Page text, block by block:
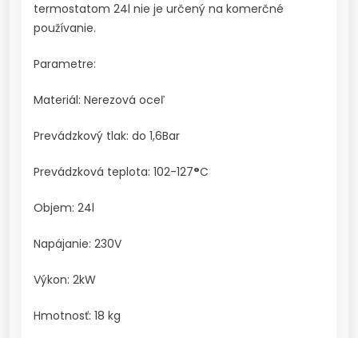
termostatom 24l nie je určený na komerčné
používanie.
Parametre:
Materiál: Nerezová oceľ
Prevádzkový tlak: do 1,6Bar
Prevádzková teplota: 102-127°C
Objem: 24l
Napájanie: 230V
Výkon: 2kW
Hmotnosť: 18 kg